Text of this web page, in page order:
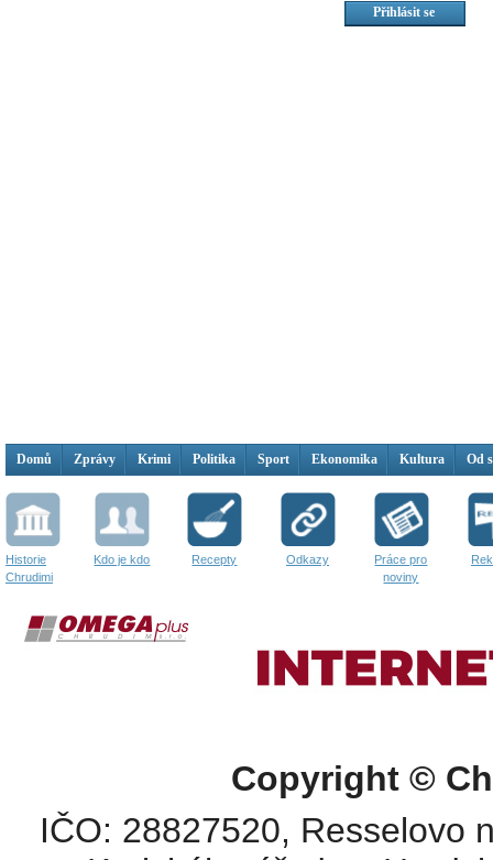
Domů Zprávy Krimi Politika Sport Ekonomika Kultura Od
Historie
Chrudimi
Kdo je kdo Recepty Odkazy
Práce pro
noviny
Copyright ©
IČO: 28827520, Resselovo